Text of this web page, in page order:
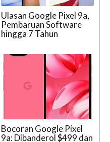
Ulasan Google Pixel 9a,
Pembaruan Software
hingga 7 Tahun
Bocoran Google Pixel
9a: Dibanderol $499 dan